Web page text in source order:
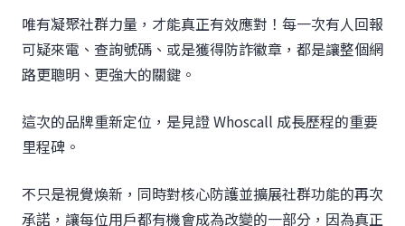
唯有凝聚社群力量，才能真正有效應對！每一次有人回報
可疑來電、查詢號碼、或是獲得防詐徽章，都是讓整個網
路更聰明、更強大的關鍵。
這次的品牌重新定位，是見證 Whoscall 成長歷程的重要
里程碑。
不只是視覺煥新，同時對核心防護並擴展社群功能的再次
承諾，讓每位用戶都有機會成為改變的一部分，因為真正